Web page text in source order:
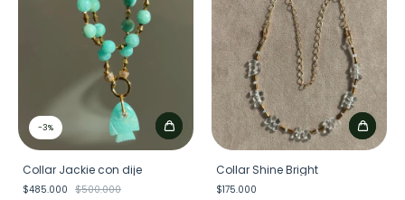
-3%
Collar Jackie con dije
$485.000 $500.000
Collar Shine Bright
$175.000